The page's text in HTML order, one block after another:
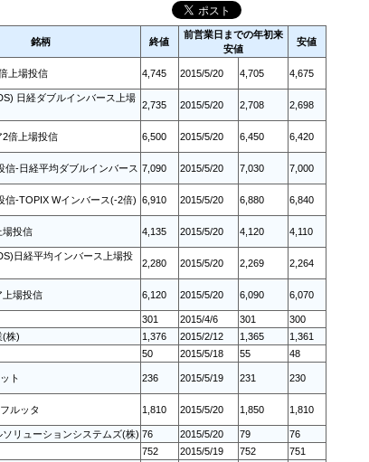
銘柄 終値
前営業日までの年初来
安値
安値
上場投信 4,745 2015/5/20 4,705 4,675
日経ダブルインバース上場
2,735 2015/5/20 2,708 2,698
2倍上場投信 6,500 2015/5/20 6,450 6,420
信-日経平均ダブルインバース 7,090 2015/5/20 7,030 7,000
信-TOPIX Wインバース(-2倍) 6,910 2015/5/20 6,880 6,840
場投信 4,135 2015/5/20 4,120 4,110
日経平均インバース上場投
2,280 2015/5/20 2,269 2,264
上場投信 6,120 2015/5/20 6,090 6,070
301 2015/4/6 301
300
(株) 1,376 2015/2/12 1,365
1,361
50 2015/5/18 55 48
ト 236 2015/5/19 231 230
ルッタ 1,810 2015/5/20 1,850 1,810
ソリューションシステムズ(株) 76 2015/5/20 79
76
752 2015/5/19 752 751